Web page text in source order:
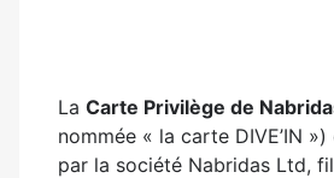
La Carte Privilège de
nommée « la carte DIVE’IN
par la société Nabridas Ltd,